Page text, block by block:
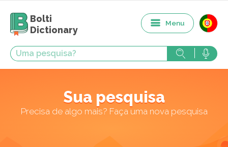
Bolti
Dictionary
Menu
Sua pesquisa
Precisa de algo mais? Faça uma nova pesquisa